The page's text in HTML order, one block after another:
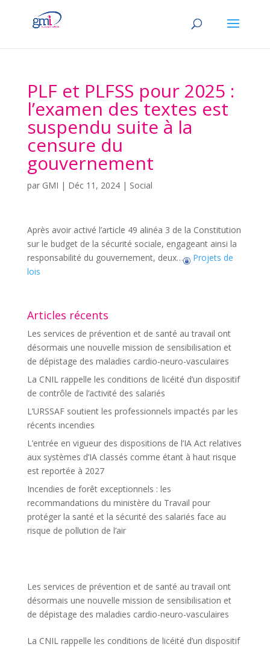
PLF et PLFSS pour 2025 :
l’examen des textes est
suspendu suite à la
censure du
gouvernement
par GMI | Déc 11, 2024| Social
Après avoir activé l’article 49 alinéa 3 de la Constitution
sur le budget de la sécurité sociale, engageant ainsi la
responsabilité du gouvernement, deux…
Projets de
lois
Articles récents
Les services de prévention et de santé au travail ont
désormais une nouvelle mission de sensibilisation et
de dépistage des maladies cardio-neuro-vasculaires
La CNIL rappelle les conditions de licéité d’un dispositif
de contrôle de l’activité des salariés
L’URSSAF soutient les professionnels impactés par les
récents incendies
L’entrée en vigueur des dispositions de l’IA Act relatives
aux systèmes d’IA classés comme étant à haut risque
est reportée à 2027
Incendies de forêt exceptionnels : les
recommandations du ministère du Travail pour
protéger la santé et la sécurité des salariés face au
risque de pollution de l’air
Les services de prévention et de santé au travail ont
désormais une nouvelle mission de sensibilisation et
de dépistage des maladies cardio-neuro-vasculaires
La CNIL rappelle les conditions de licéité d’un dispositif